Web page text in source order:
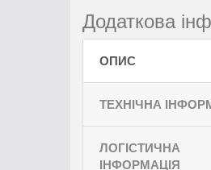
Додаткова
ОПИС
ТЕХНІЧНА
ЛОГІСТИЧНА
ІНФОРМАЦІЯ